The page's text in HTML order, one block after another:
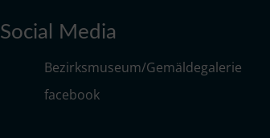
Social Media
Bezirksmuseum/Gemäldegalerie
facebook